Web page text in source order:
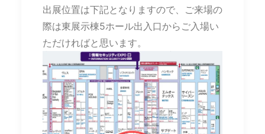
出展位置は下記となりますので、ご来場の
際は東展示棟5ホール出入口からご入場い
ただければと思います。